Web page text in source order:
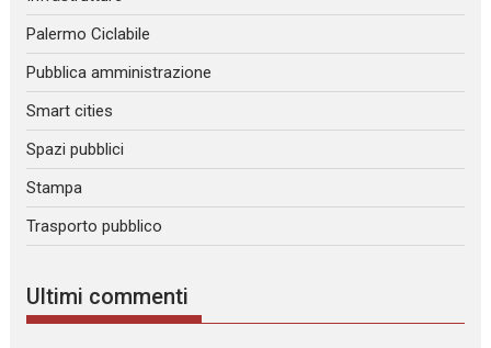
Palermo Ciclabile
Pubblica amministrazione
Smart cities
Spazi pubblici
Stampa
Trasporto pubblico
Ultimi commenti